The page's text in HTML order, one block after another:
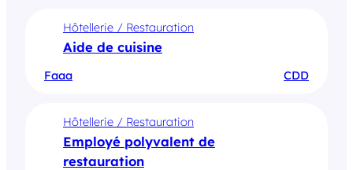
Hôtellerie / Restauration
Aide de cuisine
Faaa CDD
Hôtellerie / Restauration
Employé polyvalent de
restauration